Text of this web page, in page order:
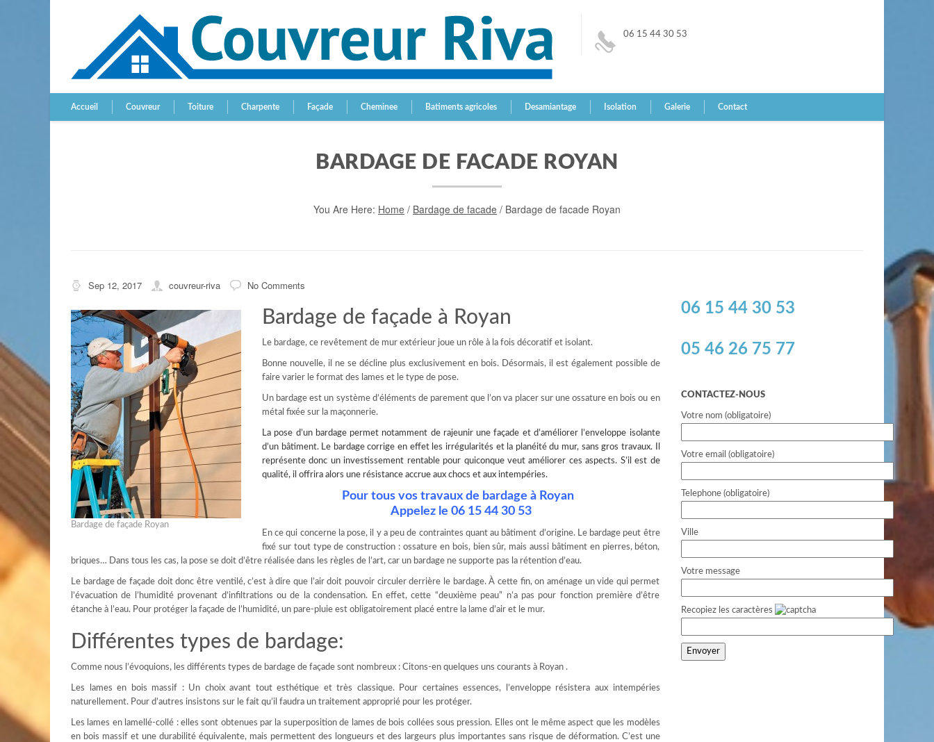
06 15 44 30 53
Accueil Couvreur Toiture Charpente Façade Cheminee Batiments agricoles Desamiantage Isolation Galerie Contact
BARDAGE DE FACADE ROYAN
You Are Here: Home / Bardage de facade / Bardage de facade Royan
Sep 12, 2017 couvreur-riva No Comments
Bardage de façade Royan
Bardage de façade à Royan
Le bardage, ce revêtement de mur extérieur joue un rôle à la fois décoratif et isolant.
Bonne nouvelle, il ne se décline plus exclusivement en bois. Désormais, il est également possible de
faire varier le format des lames et le type de pose.
Un bardage est un système d’éléments de parement que l’on va placer sur une ossature en bois ou en
métal fixée sur la maçonnerie.
La pose d’un bardagepermet notamment de rajeunir une façade et d’améliorer l’enveloppe isolante
d’un bâtiment. Le bardage corrige en effet les irrégularités et la planéité du mur, sans gros travaux. Il
représente donc un investissement rentable pour quiconque veut améliorer ces aspects. S’il est de
qualité, il offrira alors une résistance accrue aux chocs et aux intempéries.
Pour tous vos travaux de bardage à Royan
Appelez le 06 15 44 30 53
En ce qui concerne la pose, il y a peu de contraintes quant au bâtiment d’origine. Le bardage peut être
fixé sur tout type de construction : ossature en bois, bien sûr, mais aussi bâtiment en pierres, béton,
briques… Dans tous les cas, la pose se doit d’être réalisée dans les règles de l’art, car un bardage ne supporte pas la rétention d’eau.
Le bardage de façade doit donc être ventilé, c’est à dire que l’air doit pouvoir circuler derrière le bardage. À cette fin, on aménage un vide qui permet
l’évacuation de l’humidité provenant d’infiltrations ou de la condensation. En effet, cette “deuxième peau” n’a pas pour fonction première d’être
étanche à l’eau. Pour protéger la façade de l’humidité, un pare-pluie est obligatoirement placé entre la lame d’air et le mur.
Différentes types de bardage:
Comme nous l’évoquions, les différents types de bardage de façade sont nombreux : Citons-en quelques uns courants à Royan .
Les lames en bois massif : Un choix avant tout esthétique et très classique. Pour certaines essences, l’enveloppe résistera aux intempéries
naturellement. Pour d’autres insistons sur le fait qu’il faudra un traitement approprié pour les protéger.
Les lames en lamellé-collé : elles sont obtenues par la superposition de lames de bois collées sous pression. Elles ont le même aspect que les modèles
en bois massif et une durabilité équivalente, mais permettent des longueurs et des largeurs plus importantes sans risque de déformation. C’est une
06 15 44 30 53
05 46 26 75 77
CONTACTEZ-NOUS
Votre nom (obligatoire)
Votre email (obligatoire)
Telephone (obligatoire)
Ville
Votre message
Recopiez les caractères